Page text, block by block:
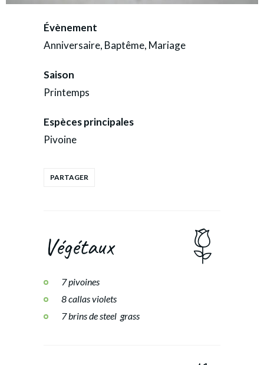
Évènement
Anniversaire, Baptême, Mariage
Saison
Printemps
Espèces principales
Pivoine
Végétaux
7 pivoines
8 callas violets
7 brins de steel grass